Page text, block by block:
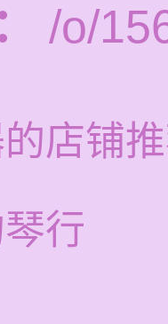
/o/
店铺
行